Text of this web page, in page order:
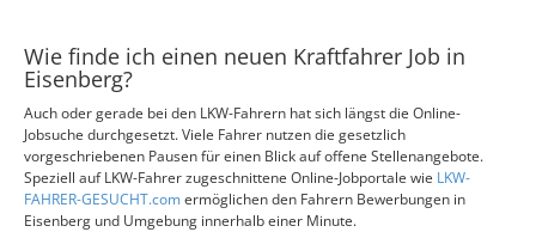
Wie finde ich einen neuen Kraftfahrer Job in
Eisenberg?
Auch oder gerade bei den LKW-Fahrern hat sich längst die Online-
Jobsuche durchgesetzt. Viele Fahrer nutzen die gesetzlich
vorgeschriebenen Pausen für einen Blick auf offene Stellenangebote.
Speziell auf LKW-Fahrer zugeschnittene Online-Jobportale wie LKW-
FAHRER-GESUCHT.comermöglichen den Fahrern Bewerbungen in
Eisenberg und Umgebung innerhalb einer Minute.